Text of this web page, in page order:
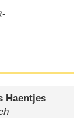
Haentjes